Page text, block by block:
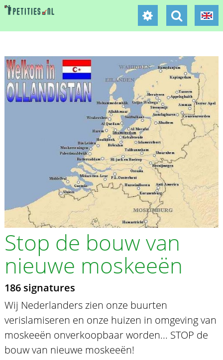
Stop de bouw van
nieuwe moskeeën
186 signatures
Wij Nederlanders zien onze buurten
verislamiseren en onze huizen in omgeving van
moskeeën onverkoopbaar worden... STOP de
bouw van nieuwe moskeeën!